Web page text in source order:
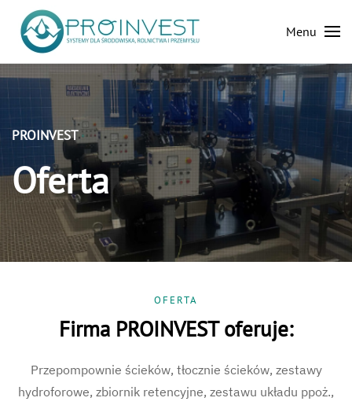
Skip to main content
Menu
PROINVEST
Oferta
OFERTA
Firma PROINVEST oferuje:
Przepompownie ścieków, tłocznie ścieków, zestawy
hydroforowe, zbiornik retencyjne, zestawu układu ppoż.,